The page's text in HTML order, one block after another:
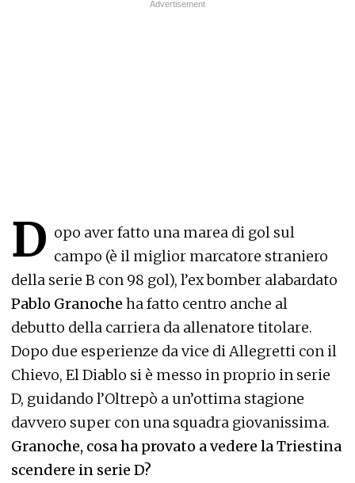
D opo aver fatto una marea di gol sul
campo (è il miglior marcatore straniero
della serie B con 98 gol), l’ex bomber alabardato
Pablo Granoche ha fatto centro anche al
debutto della carriera da allenatore titolare.
Dopo due esperienze da vice di Allegretti con il
Chievo, El Diablo si è messo in proprio in serie
D, guidando l’Oltrepò a un’ottima stagione
davvero super con una squadra giovanissima.
Granoche, cosa ha provato a vedere la Triestina
scendere in serie D?